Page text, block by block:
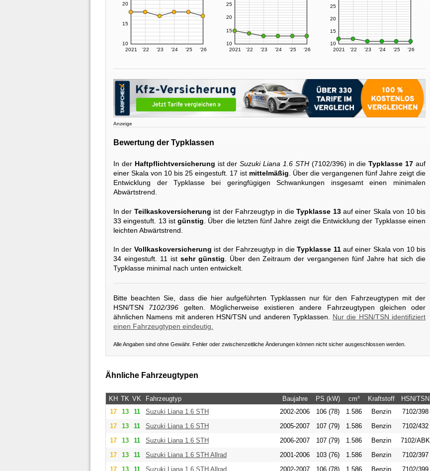
2021 '22 '23 '24 '25 '26
10
15
20
2021 '22 '23 '24 '25 '26
10
15
20
25
2021 '22 '23 '24 '25 '26
10
15
20
25
Anzeige
Bewertung der Typklassen
In der Haftpflichtversicherung ist derSuzuki Liana 1.6 STH(7102/396) in dieTypklasse 17 auf
einer Skala von 10 bis 25 eingestuft. 17 ist mittelmäßig . Über die vergangenen fünf Jahre zeigt die
Entwicklung der Typklasse bei geringfügigen Schwankungen insgesamt einen minimalen
Abwärtstrend.
In der Teilkaskoversicherung ist der Fahrzeugtyp in dieTypklasse 13auf einer Skala von 10 bis
33 eingestuft. 13 istgünstig . Über die letzten fünf Jahre zeigt die Entwicklung der Typklasse einen
leichten Abwärtstrend.
In der Vollkaskoversicherung ist der Fahrzeugtyp in dieTypklasse 11auf einer Skala von 10 bis
34 eingestuft. 11 ist sehr günstig. Über den Zeitraum der vergangenen fünf Jahre hat sich die
Typklasse minimal nach unten entwickelt.
Bitte beachten Sie, dass die hier aufgeführten Typklassen nur für den Fahrzeugtypen mit der
HSN/TSN 7102/396 gelten. Möglicherweise existieren andere Fahrzeugtypen gleichen oder
ähnlichen Namens mit anderen HSN/TSN und anderen Typklassen. Nur die HSN/TSN identifiziert
einen Fahrzeugtypen eindeutig.
Alle Angaben sind ohne Gewähr. Fehler oder zwischenzeitliche Änderungen können nicht sicher ausgeschlossen werden.
Ähnliche Fahrzeugtypen
KH TK VK Fahrzeugtyp Baujahre PS (kW) cm³ Kraftstoff
HSN/TSN
17
13 11 Suzuki Liana 1.6 STH 2002-2006 106 (78) 1.586 Benzin
7102/398
17
13 11 Suzuki Liana 1.6 STH 2005-2007 107 (79) 1.586 Benzin
7102/432
17
13 11 Suzuki Liana 1.6 STH 2006-2007 107 (79) 1.586 Benzin
7102/ABK
17
13 11 Suzuki Liana 1.6 STH Allrad 2001-2006 103 (76) 1.586 Benzin
7102/397
17
13 11 Suzuki Liana 1.6 STH Allrad 2002-2007 106 (78) 1.586 Benzin 7102/399